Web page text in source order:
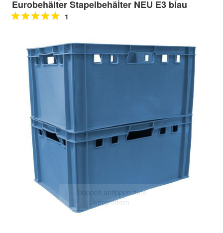
Eurobehälter Stapelbehälter NEU E3 blau
1
Doppelt antippen zum
vergrößern